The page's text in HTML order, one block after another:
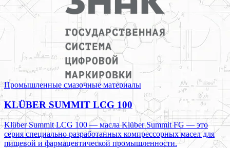
Промышленные смазочные материалы
KLÜBER SUMMIT LCG 100
Klüber Summit LCG 100 — масла Klüber Summit FG — это
серия специально разработанных компрессорных масел для
пищевой и фармацевтической промышленности.